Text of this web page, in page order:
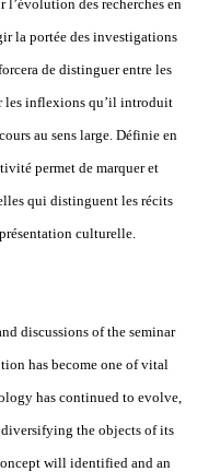
l’évolution des recherches en
la portée des investigations
de distinguer entre les
les inflexions qu’il introduit
au sens large. Définie en
permet de marquer et
qui distinguent les récits
culturelle.
discussions of the seminar
has become one of vital
has continued to evolve,
the objects of its
will identified and an